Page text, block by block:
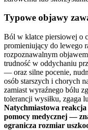
Typowe objawy
Ból w klatce piersiowej o
promieniujący do lewego
rozpoznawalnym
trudność w oddychaniu
— oraz silne pocenie,
osób starszych i chorych
zamiast wyraźnego bólu
tolerancji wysiłku, zgaga
Natychmiastowa
pomocy medycznej —
ogranicza rozmiar